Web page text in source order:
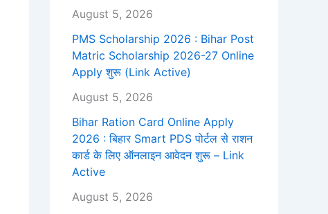
August 5, 2026
PMS Scholarship 2026 : Bihar Post
Matric Scholarship 2026-27 Online
Apply शुरू (Link Active)
August 5, 2026
Bihar Ration Card Online Apply
2026 : बिहार Smart PDS पोर्टल से राशन
कार्ड के लिए ऑनलाइन आवेदन शुरू – Link
Active
August 5, 2026